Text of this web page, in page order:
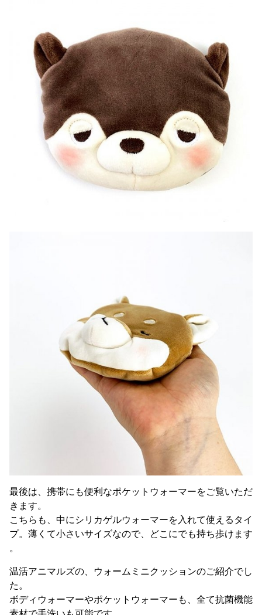
最後は、携帯にも便利なポケットウォーマーをご覧いただ
きます。
こちらも、中にシリカゲルウォーマーを入れて使えるタイ
プ。薄くて小さいサイズなので、どこにでも持ち歩けます
。
温活アニマルズの、ウォームミニクッションのご紹介でし
た。
ボディウォーマーやポケットウォーマーも、全て抗菌機能